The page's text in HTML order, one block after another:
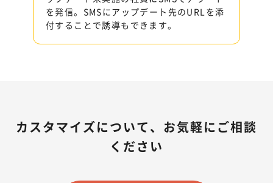
を発信。SMSにアップデート先のURLを添
付することで誘導もできます。
カスタマイズについて、お気軽にご相談
ください